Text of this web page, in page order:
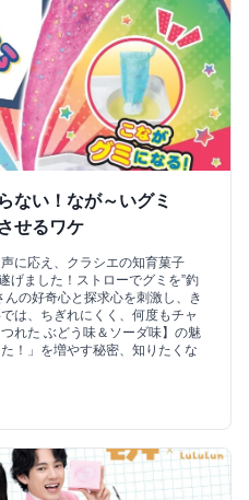
ない！なが～いグミ
せるワケ
に応え、クラシエの知育菓子
げました！ストローでグミを”釣
の好奇心と探求心を刺激し、き
は、ちぎれにくく、何度もチャ
れた ぶどう味＆ソーダ味】の魅
！」を増やす秘密、知りたくな